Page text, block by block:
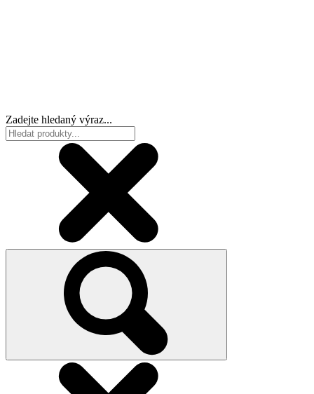
Zadejte hledaný výraz...